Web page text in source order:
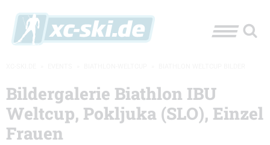
Bildergalerie Biathlon IBU
Weltcup, Pokljuka (SLO), Einzel
Frauen